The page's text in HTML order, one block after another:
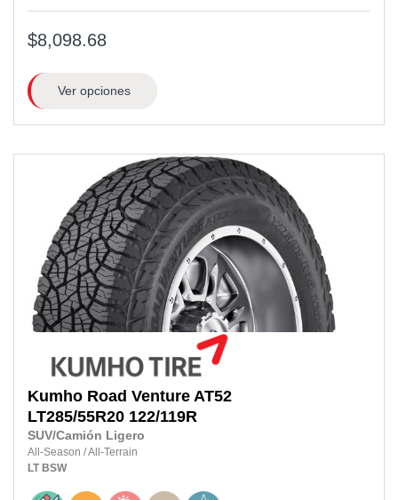
$8,098.68
Ver opciones
Kumho Road Venture AT52
LT285/55R20 122/119R
SUV/Camión Ligero
All-Season /All-Terrain
LT BSW